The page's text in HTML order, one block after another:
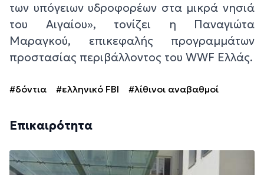
των υπόγειων υδροφορέων στα μικρά νησιά
του Αιγαίου», τονίζει η Παναγιώτα
Μαραγκού, επικεφαλής προγραμμάτων
προστασίας περιβάλλοντος του WWF Ελλάς.
#δόντια #ελληνικό FBI #λίθινοι αναβαθμοί
Επικαιρότητα